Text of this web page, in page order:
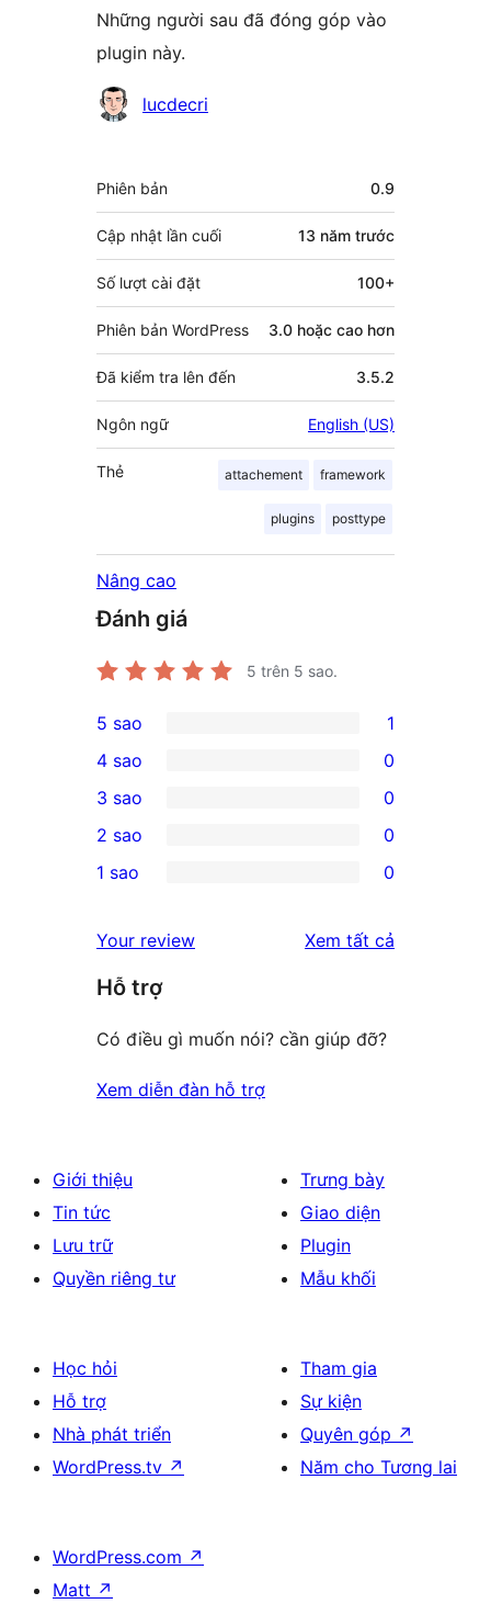
Những người sau đã đóng góp vào
plugin này.
Những
góp
lucdecri
Meta
Phiên bản 0.9
Cập nhật lần cuối 13 năm trước
Số lượt cài đặt 100+
Phiên bản WordPress 3.0 hoặc cao hơn
Đã kiểm tra lên đến 3.5.2
Ngôn ngữ English (US)
Thẻ attachement framework
plugins posttype
Nâng cao
Đánh giá
5 trên 5 sao.
1
5-
star
review
5 sao 1
4-
star
reviews
4 sao 0
0
3-
star
3 sao 0
2-
reviews
2 sao 0
star
reviews
1 sao 0
Your review Xem tất cả
Hỗ trợ
Có điều gì muốn nói? cần giúp đỡ?
Xem diễn đàn hỗ trợ
Giới thiệu
Tin tức
Lưu trữ
Quyền riêng tư
Trưng bày
Giao diện
Plugin
Mẫu khối
Học hỏi
Hỗ trợ
Nhà phát triển
WordPress.tv ↗
Tham gia
Sự kiện
Quyên góp ↗
Năm cho Tương lai
WordPress.com ↗
Matt ↗